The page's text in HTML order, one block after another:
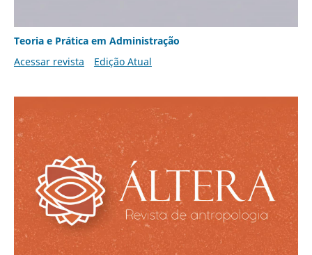
Teoria e Prática em Administração
Acessar revista
Edição Atual